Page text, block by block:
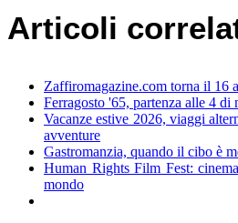
Articoli
Zaffiromagazine.com torna il 16
Ferragosto '65, partenza alle 4 di
Vacanze estive 2026, viaggi
avventure
Gastromanzia, quando il cibo è
Human Rights Film Fest:
mondo